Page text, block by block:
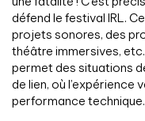
défend le festival IRL.
projets sonores, des
théâtre immersives,
permet des situations
de lien, où l’expérience
performance technique.